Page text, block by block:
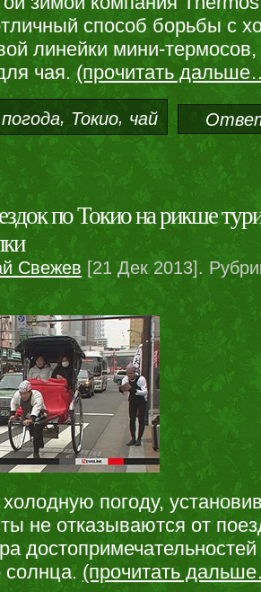
способ борьбы с
линейки мини-термосов,
чая. (прочитать
погода, Токио, чай
по Токио на рикше
Свежев [21 Дек 2013].
погоду,
не отказываются от
солнца. (прочитать